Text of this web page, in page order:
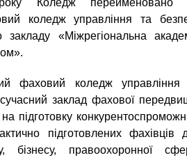
Коледж перейменовано
коледж управління та
закладу «Міжрегіональна
фаховий коледж управління
заклад фахової
підготовку
підготовлених фахівців
бізнесу, правоохоронної